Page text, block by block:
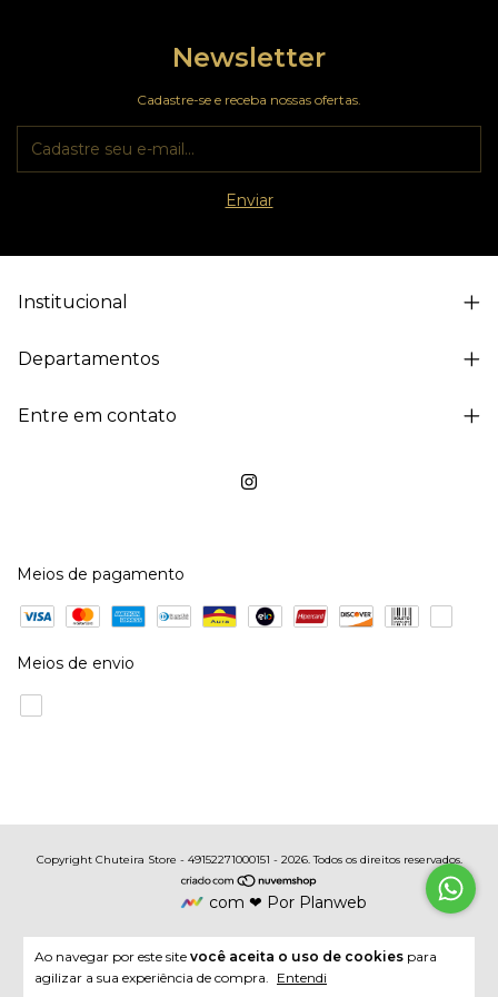
Ao navegar por este site você aceita o uso de cookies para
agilizar a sua experiência de compra. Entendi
Newsletter
Cadastre-se e receba nossas ofertas.
Institucional
Departamentos
Entre em contato
Meios de pagamento
Meios de envio
Copyright Chuteira Store - 49152271000151 - 2026. Todos os direitos reservados.
com ❤ Por Planweb